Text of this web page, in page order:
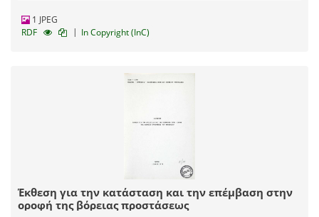
1 JPEG
RDF
| In Copyright (InC)
Έκθεση για την κατάσταση και την επέμβαση στην
οροφή της βόρειας προστάσεως